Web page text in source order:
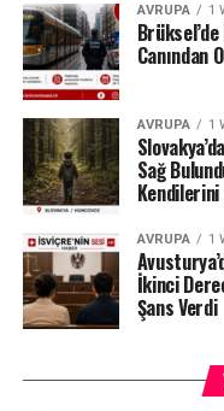
AVRUPA 1
Canından
AVRUPA 1
Sağ
AVRUPA 1
İkinci
Şans Verdi